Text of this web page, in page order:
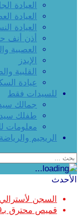
العيادة
العيادة
العيادة
أذن أنف
العصبية
الإيدز
القلبية
عيادة
للسيدات فقط
جمالك
طفلك
معلومات
الريجيم والرياضة
الأحدث
السجن
قميص محترق بـ1139 دولارا.. هل تفقد الموضة عقلها؟